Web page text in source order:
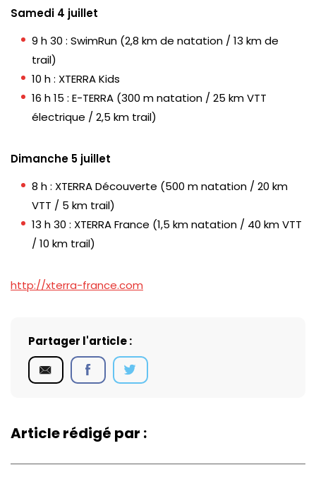
Samedi 4 juillet
9 h 30 : SwimRun (2,8 km de natation / 13 km de
trail)
10 h : XTERRA Kids
16 h 15 : E-TERRA (300 m natation / 25 km VTT
électrique / 2,5 km trail)
Dimanche 5 juillet
8 h : XTERRA Découverte (500 m natation / 20 km
VTT / 5 km trail)
13 h 30 : XTERRA France (1,5 km natation / 40 km VTT
/ 10 km trail)
http://xterra-france.com
Partager l'article :
Article rédigé par :